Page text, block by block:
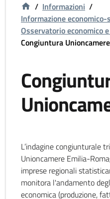
/ Informazioni /
Informazione
Osservatorio economico
Congiuntura Unioncamere
L’indagine congiunturale
Unioncamere Emilia-
imprese regionali
monitora l'andamento
economica (produzione,